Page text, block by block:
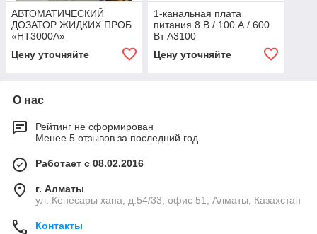
АВТОМАТИЧЕСКИЙ
ДОЗАТОР ЖИДКИХ ПРОБ
«НТ3000А»
Цену уточняйте
1-канальная плата
питания 8 В / 100 А / 600
Вт A3100
Цену уточняйте
О нас
Рейтинг не сформирован
Менее 5 отзывов за последний год
Работает с 08.02.2016
г. Алматы
ул. Кенесары хана, д.54/33, офис 51, Алматы, Казахстан
Контакты